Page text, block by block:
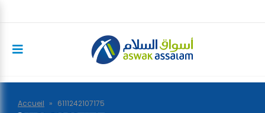
Accueil » 6111242107175